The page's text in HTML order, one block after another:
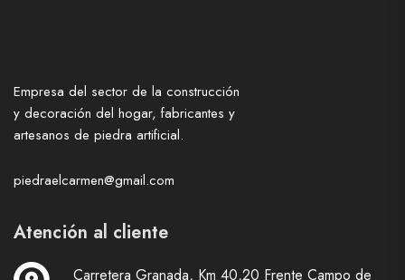
Empresa del sector de la construcción
y decoración del hogar, fabricantes y
artesanos de piedra artificial.
piedraelcarmen@gmail.com
Atención al cliente
Carretera Granada, Km 40,20 Frente Campo de